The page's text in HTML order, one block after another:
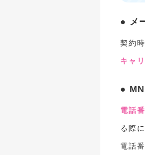
メ
契約
キャ
電話
る際
電話